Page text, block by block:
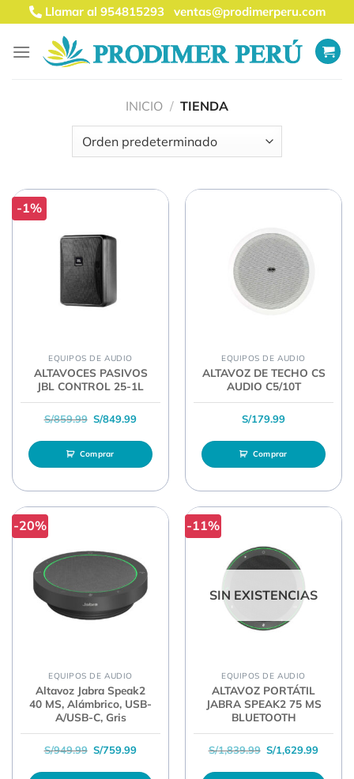
Saltar
al
contenido
Llamar al 954815293ventas@prodimerperu.com
INICIO / TIENDA
-1%
EQUIPOS DE AUDIO
ALTAVOCES PASIVOS
JBL CONTROL 25-1L
S/859.99 El precio original era: S/859.99.
S/849.99El precio actual es: S/849.99.
Comprar
EQUIPOS DE AUDIO
ALTAVOZ DE TECHO CS
AUDIO C5/10T
S/179.99
Comprar
-20%
EQUIPOS DE AUDIO
Altavoz Jabra Speak2
40 MS, Alámbrico, USB-
A/USB-C, Gris
S/949.99 El precio original era: S/949.99.
S/759.99El precio actual es: S/759.99.
-11%
SIN EXISTENCIAS
EQUIPOS DE AUDIO
ALTAVOZ PORTÁTIL
JABRA SPEAK2 75 MS
BLUETOOTH
S/1,839.99 El precio original
S/1,629.99El